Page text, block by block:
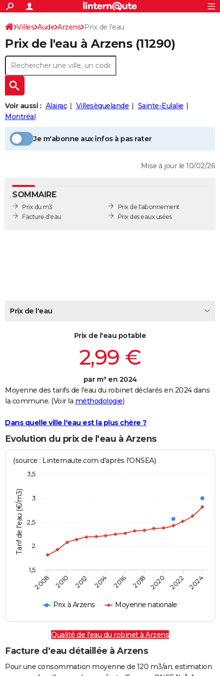
ACTUALITÉS
Politique
Société
Faits Divers
Education
Monde
Villes
+
SPORT
Coupe du monde 2026
Football
Tennis
Cyclisme
Rugby
Forum
Programme TV
TNTStreaming
Cinéma
Sorties cinéma
Musique
Retraite
Impôts
Epargne
Immobilier
Risques naturels par ville
Banque
Assurance
Crédit
AUTO
Essais
Réserver un essai
Citadines
Berlines
SUV
Forum auto
+
Mobiles
Meilleur smartphone
Internet
Ordinateurs
Jeux vidéo
Guide high-tech
+BRICOLAGE
Forum
Aménagement intérieur
Extérieur
Cuisine
Salle de bains
Jardinage
Rangement
+WEEK-END
Art de vivre
Bien-être
Loisirs
Mode
Modes de vie
SANTE
Alimentation
Guide de la santé
Maladies
Médicaments
Sommeil
VOYAGE
Carte de Noël
Carte Bonne année
Carte Saint-Valentin
Carte Pâques
Carte d'anniversaire
DICTIONNAIRE
FORUM
S'inscrire
Connexion
Villes Aude Arzens Prix de l'eau
Prix de l'eau à Arzens(11290)
Voir aussi : Alairac Villesèquelande
Sainte-Eulalie
Montréal
Je m'abonne aux infos à pas rater
Mise à jour le 10/02/26
SOMMAIRE
Prix du m3
Facture d'eau
Prix de l'abonnement
Prix des eaux usées
Prix de l'eau
Prix de l'eau potable
2,99 €
par m³ en 2024
Moyenne des tarifs de l'eau du robinet déclarés en 2024 dans
la commune. (Voir la méthodologie)
Dans quelle ville l'eau est la plus chère ?
Evolution du prix de l'eau à Arzens
Tarif de l'eau (€/m3)
(source : Linternaute.com d'après l'ONSEA)
Prix à Arzens Moyenne nationale
2008 2010 2012 2014 2016 2018 2020 2022 2024
1,5
2
2,5
3
3,5
Qualité de l'eau du robinet à Arzens
Facture d'eau détaillée à Arzens
Pour une consommation moyenne de 120 m3/an, estimation